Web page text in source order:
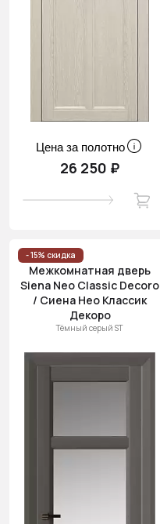
Цена за полотно
26 250 ₽
- 15% скидка
Межкомнатная дверь
Siena Neo Classic Decoro
/ Сиена Нео Классик
Декоро
Тёмный серый ST